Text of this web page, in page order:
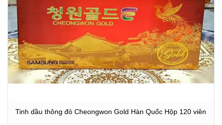
Tinh dầu thông đỏ Cheongwon Gold Hàn Quốc Hộp 120 viên